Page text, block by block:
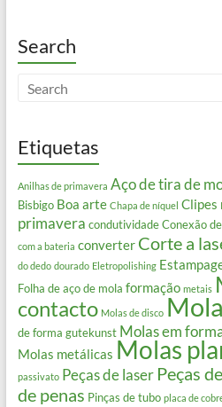
Search
Etiquetas
Anilhas de primavera Aço de tira de
Bisbigo Boa arte Chapa de níquel Clipes
primavera condutividade Conexão
com a bateria converter Corte a
do dedo dourado Eletropolishing
Folha de aço de mola formação metais
contacto Molas de disco
de forma gutekunst Molas em
Molas metálicas Molas
passivato Peças de laser Peças
de penas Pinças de tubo placa de